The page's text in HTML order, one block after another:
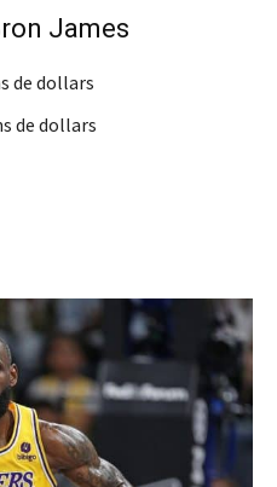
James
de dollars
de dollars